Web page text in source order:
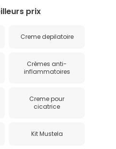
prix
Creme depilatoire
Crèmes anti-
inflammatoires
Creme pour
cicatrice
Kit Mustela